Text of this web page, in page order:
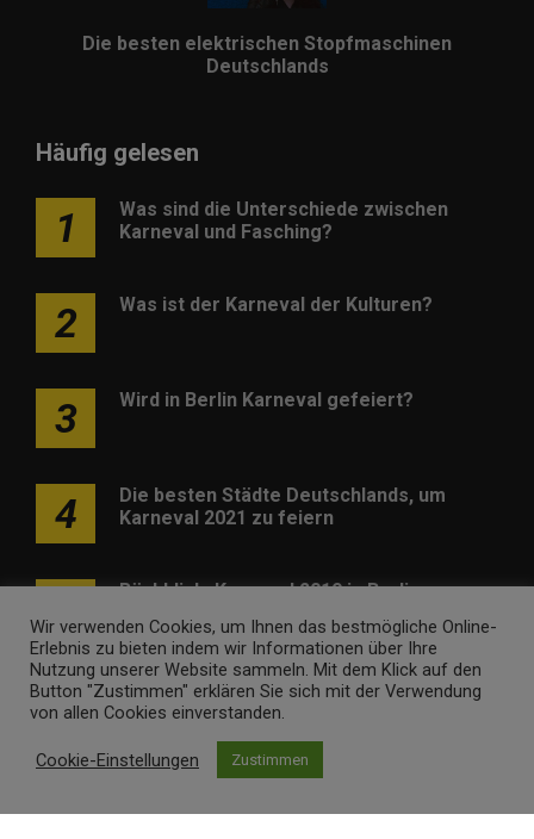
Die besten elektrischen Stopfmaschinen
Deutschlands
Häufig gelesen
1
Was sind die Unterschiede zwischen
Karneval und Fasching?
2 Was ist der Karneval der Kulturen?
3 Wird in Berlin Karneval gefeiert?
4
Die besten Städte Deutschlands, um
Karneval 2021 zu feiern
Rückblick: Karneval 2019 in Berlin
Werben Kontakt
karneval-berlin.de • Marken- und Domaininhaber istInternet
Wir verwenden Cookies, um Ihnen das bestmögliche Online-
Erlebnis zu bieten indem wir Informationen über Ihre
Nutzung unserer Website sammeln. Mit dem Klick auf den
Button "Zustimmen" erklären Sie sich mit der Verwendung
von allen Cookies einverstanden.
Cookie-Einstellungen Zustimmen